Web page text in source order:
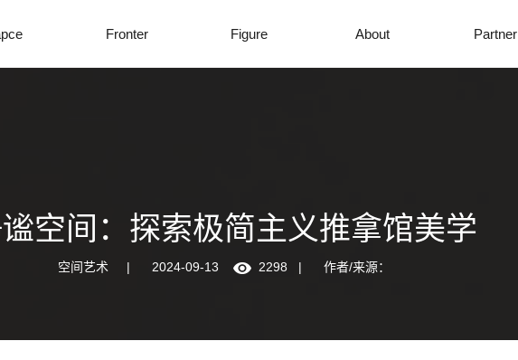
Fronter Figure About Partner
空间：探索极简主义推拿馆美学
空间艺术 | 2024-09-13 2298 | 作者/来源：